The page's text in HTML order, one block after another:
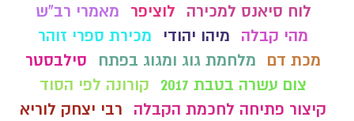
לוח סיאנס למכירה
לוציפר
מאמרי רב"ש
מהי קבלה
מיהו יהודי
מכירת ספרי זוהר
מכת דם
מלחמת גוג ומגוג בפתח
סילבסטר
צום עשרה בטבת 2017
קורונה לפי הסוד
קיצור פתיחה לחכמת הקבלה
רבי יצחק לוריא